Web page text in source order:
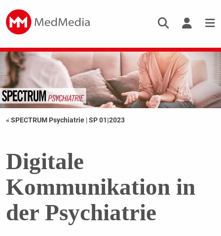
« SPECTRUM Psychiatrie |SP 01|2023
Digitale
Kommunikation in
der Psychiatrie